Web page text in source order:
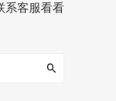
系客服看看